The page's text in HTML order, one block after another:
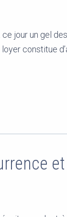
jour un gel
constitue